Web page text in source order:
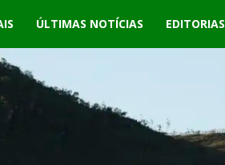
ÚLTIMAS NOTÍCIAS EDITORIAS